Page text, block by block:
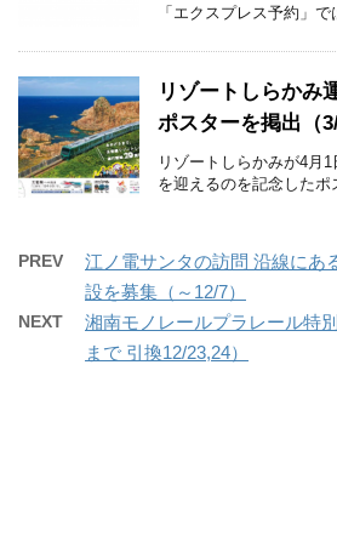
「エクスプレス予約」
リゾートしらかみ
ポスターを掲出（
リゾートしらかみが4月
を迎えるのを記念したポ
PREV
江ノ電サンタの訪問 沿線にあ
設を募集（～12/7）
NEXT
湘南モノレールプラレール特
まで 引換12/23,24）